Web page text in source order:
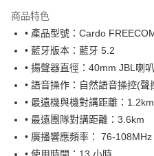
臺灣中小企業銀行
匯豐（台灣）商業銀行
聯邦商業銀行
元大商業銀行
玉山商業銀行
台灣樂天信用卡公司
Apple Pay
街口支付
悠遊付
Google Pay
全盈+PAY
大哥付你分期
商品特色
• 產品型號：Cardo
• 藍牙版本：藍牙 5.2
• 揚聲器直徑：40mm JBL喇叭
• 語音操作：自然語音操控(聲
• 最遠機與機對講距離：1.2km
• 最遠團隊對講距離：3.6km
• 廣播響應頻率： 76-108MHz